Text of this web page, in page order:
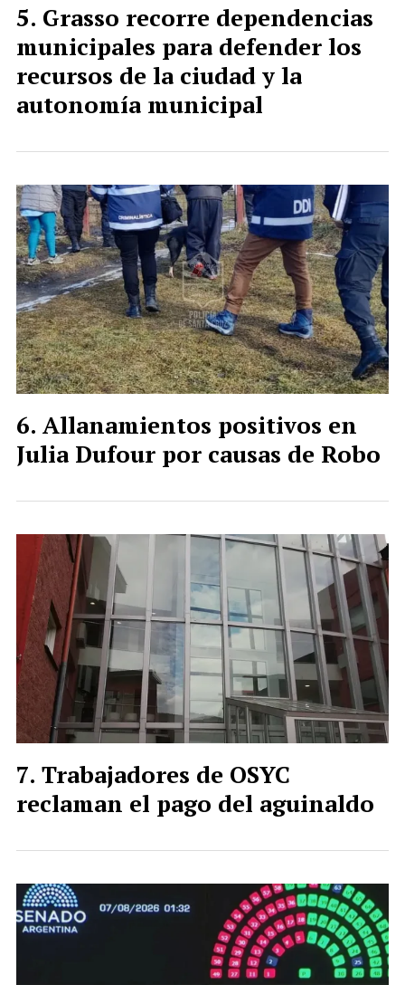
Grasso recorre dependencias
municipales para defender los
recursos de la ciudad y la
autonomía municipal
Allanamientos positivos en
Julia Dufour por causas de Robo
Trabajadores de OSYC
reclaman el pago del aguinaldo